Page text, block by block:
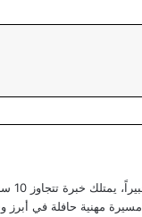
مهنية حافلة في أبرز